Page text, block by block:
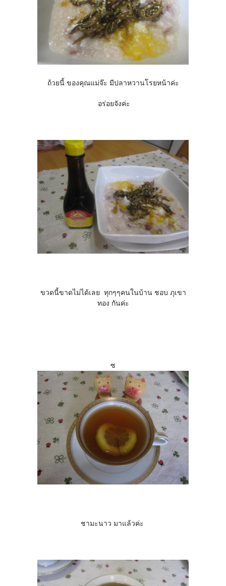
ถ้วยนี้ ของคุณแม่จ๊ะ มีปลาหวานโรยหน้าค่ะ
อร่อยจังค่ะ
ขวดนี้ขาดไม่ได้เลย ทุกๆๆคนในบ้าน ชอบ ภุเขา
ทอง กันค่ะ
ซ
ชามะนาว มาแล้วค่ะ